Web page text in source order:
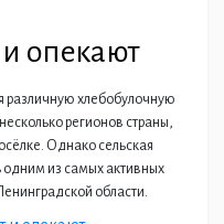
опекают
различную хлебобулочную
регионов страны,
Однако сельская
из самых активных
области.